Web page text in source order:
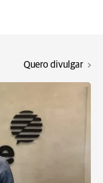
Quero divulgar